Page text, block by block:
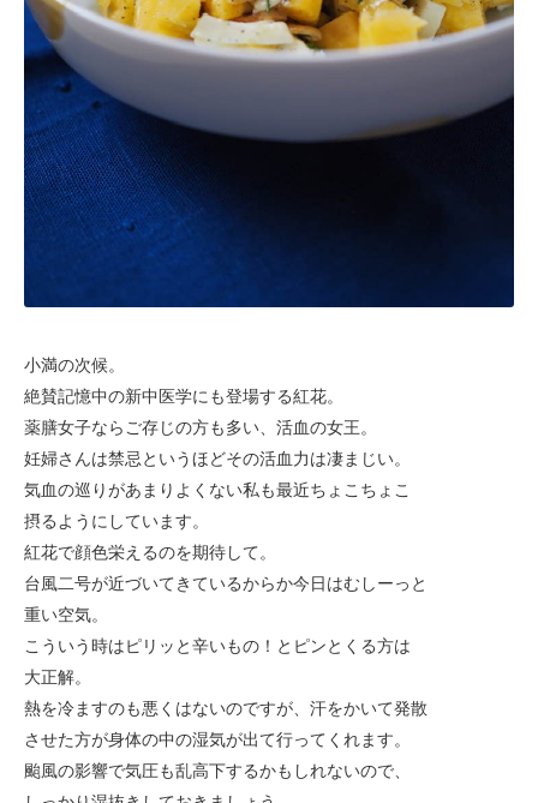
小満の次候。
絶賛記憶中の新中医学にも登場する紅花。
薬膳女子ならご存じの方も多い、活血の女王。
妊婦さんは禁忌というほどその活血力は凄まじい。
気血の巡りがあまりよくない私も最近ちょこちょこ
摂るようにしています。
紅花で顔色栄えるのを期待して。
台風二号が近づいてきているからか今日はむしーっと
重い空気。
こういう時はピリッと辛いもの！とピンとくる方は
大正解。
熱を冷ますのも悪くはないのですが、汗をかいて発散
させた方が身体の中の湿気が出て行ってくれます。
颱風の影響で気圧も乱高下するかもしれないので、